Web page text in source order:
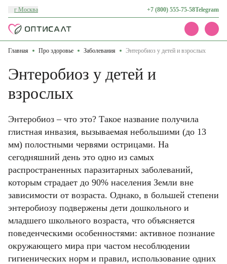
г Москва +7 (800) 555-75-58Telegram
Каталог
Доставка и оплата
О нас
Главная Про здоровье Заболевания Энтеробиоз у детей и взрослых
Энтеробиоз у детей и
взрослых
Энтеробиоз – что это? Такое название получила
глистная инвазия, вызываемая небольшими (до 13
мм) полостными червями острицами. На
сегодняшний день это одно из самых
распространенных паразитарных заболеваний,
которым страдает до 90% населения Земли вне
зависимости от возраста. Однако, в большей степени
энтеробиозу подвержены дети дошкольного и
младшего школьного возраста, что объясняется
поведенческими особенностями: активное познание
окружающего мира при частом несоблюдении
гигиенических норм и правил, использование одних